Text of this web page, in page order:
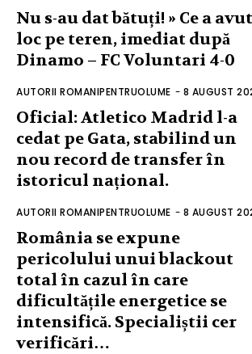
Nu s-au dat bătuți! » Ce a avut
loc pe teren, imediat după
Dinamo – FC Voluntari 4-0
AUTORII ROMANIPENTRUOLUME - 8 AUGUST
Oficial: Atletico Madrid l-a
cedat pe Gata, stabilind un
nou record de transfer în
istoricul național.
AUTORII ROMANIPENTRUOLUME - 8 AUGUST
România se expune
pericolului unui blackout
total în cazul în care
dificultățile energetice se
intensifică. Specialiștii cer
verificări…